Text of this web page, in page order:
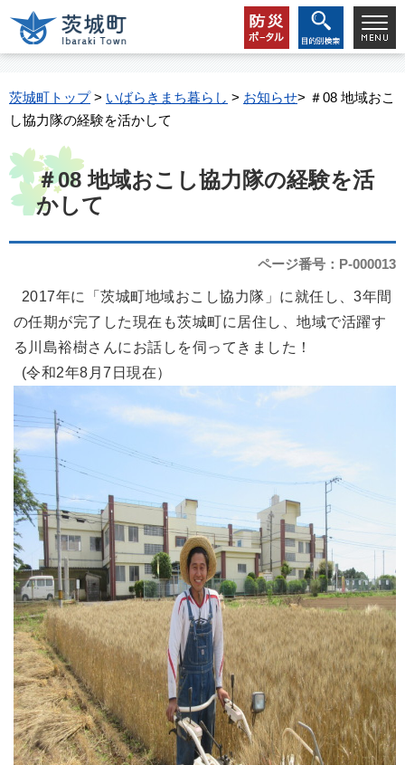
茨城町トップ> いばらきまち暮らし > お知らせ> ＃08 地域おこ
し協力隊の経験を活かして
＃08 地域おこし協力隊の経験を活
かして
ページ番号：P-000013
2017年に「茨城町地域おこし協力隊」に就任し、3年間
の任期が完了した現在も茨城町に居住し、地域で活躍す
る川島裕樹さんにお話しを伺ってきました！
(令和2年8月7日現在）